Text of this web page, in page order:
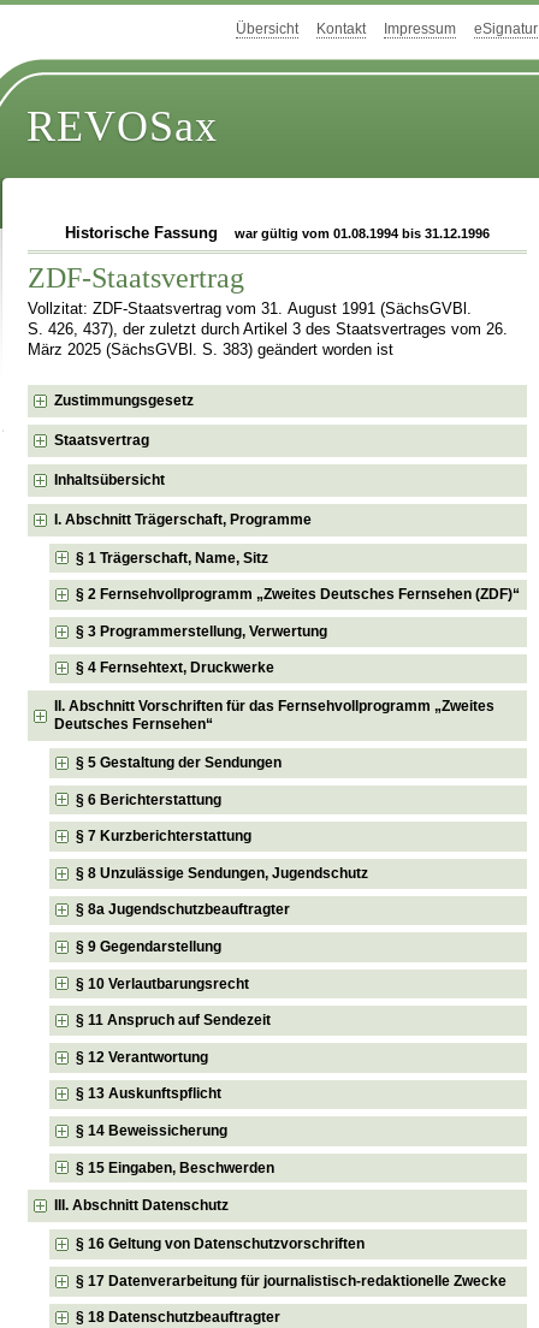
Übersicht Kontakt Impressum eSignatur
REVOSax
Historische Fassung war gültig vom 01.08.1994 bis 31.12.1996
ZDF-Staatsvertrag
Vollzitat: ZDF-Staatsvertrag vom 31. August 1991 (SächsGVBl.
S. 426, 437), der zuletzt durch Artikel 3 des Staatsvertrages vom 26.
März 2025 (SächsGVBl. S. 383) geändert worden ist
Zustimmungsgesetz
Staatsvertrag
Inhaltsübersicht
I. Abschnitt Trägerschaft, Programme
§ 1 Trägerschaft, Name, Sitz
§ 2 Fernsehvollprogramm „Zweites Deutsches Fernsehen (ZDF)“
§ 3 Programmerstellung, Verwertung
§ 4 Fernsehtext, Druckwerke
II. Abschnitt Vorschriften für das Fernsehvollprogramm „Zweites
Deutsches Fernsehen“
§ 5 Gestaltung der Sendungen
§ 6 Berichterstattung
§ 7 Kurzberichterstattung
§ 8 Unzulässige Sendungen, Jugendschutz
§ 8a Jugendschutzbeauftragter
§ 9 Gegendarstellung
§ 10 Verlautbarungsrecht
§ 11 Anspruch auf Sendezeit
§ 12 Verantwortung
§ 13 Auskunftspflicht
§ 14 Beweissicherung
§ 15 Eingaben, Beschwerden
III. Abschnitt Datenschutz
§ 16 Geltung von Datenschutzvorschriften
§ 17 Datenverarbeitung für journalistisch-redaktionelle Zwecke
§ 18 Datenschutzbeauftragter